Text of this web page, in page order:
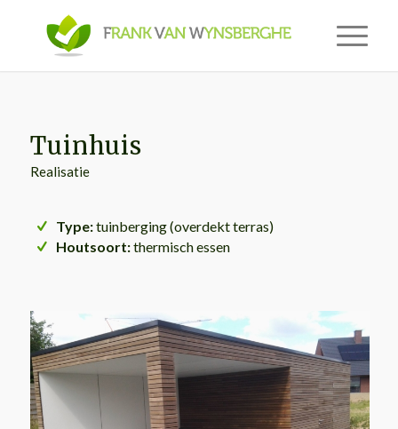
Tuinhuis
Realisatie
Type:tuinberging (overdekt terras)
Houtsoort:thermisch essen